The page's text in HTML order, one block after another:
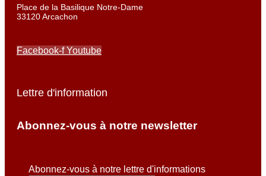
Place de la Basilique Notre-Dame
33120 Arcachon
Facebook-f Youtube
Lettre d'information
Abonnez-vous à notre newsletter
Abonnez-vous à notre lettre d'informations